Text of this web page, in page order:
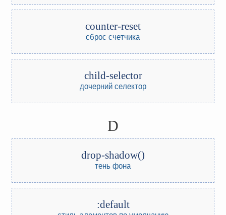
counter-reset
сброс счетчика
child-selector
дочерний селектор
D
drop-shadow()
тень фона
:default